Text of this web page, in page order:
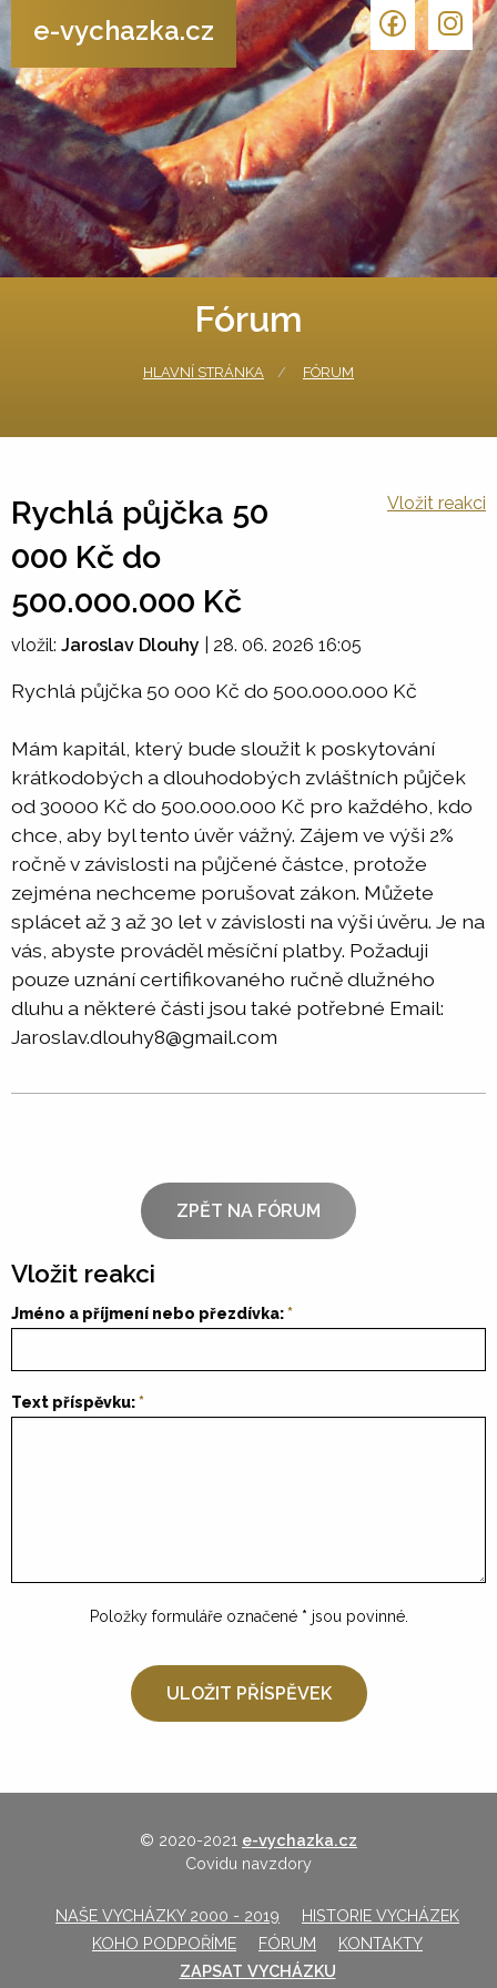
e-vychazka.cz
Fórum
HLAVNÍ STRÁNKA FÓRUM
Rychlá půjčka 50
000 Kč do
500.000.000 Kč
Vložit reakci
vložil: Jaroslav Dlouhy 28. 06. 2026 16:05
Rychlá půjčka 50 000 Kč do 500.000.000 Kč
Mám kapitál, který bude sloužit k poskytování
krátkodobých a dlouhodobých zvláštních půjček
od 30000 Kč do 500.000.000 Kč pro každého, kdo
chce, aby byl tento úvěr vážný. Zájem ve výši 2%
ročně v závislosti na půjčené částce, protože
zejména nechceme porušovat zákon. Můžete
splácet až 3 až 30 let v závislosti na výši úvěru. Je na
vás, abyste prováděl měsíční platby. Požaduji
pouze uznání certifikovaného ručně dlužného
dluhu a některé části jsou také potřebné Email:
Jaroslav.dlouhy8@gmail.com
ZPĚT NA FÓRUM
Vložit reakci
Jméno a příjmení nebo přezdívka:
Text příspěvku:
Položky formuláře označené * jsou povinné.
© 2020-2021 e-vychazka.cz
Covidu navzdory
NAŠE VYCHÁZKY 2000 - 2019
HISTORIE VYCHÁZEK
KOHO PODPOŘÍME
FÓRUM
KONTAKTY
ZAPSAT VYCHÁZKU